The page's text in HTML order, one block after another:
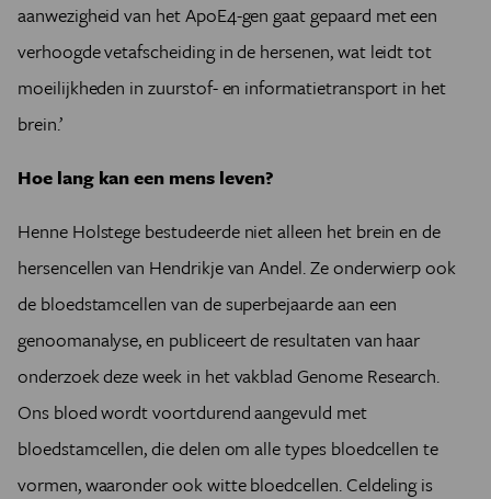
aanwezigheid van het ApoE4-gen gaat gepaard met een
verhoogde vetafscheiding in de hersenen, wat leidt tot
moeilijkheden in zuurstof- en informatietransport in het
brein.’
Hoe lang kan een mens leven?
Henne Holstege bestudeerde niet alleen het brein en de
hersencellen van Hendrikje van Andel. Ze onderwierp ook
de bloedstamcellen van de superbejaarde aan een
genoomanalyse, en publiceert de resultaten van haar
onderzoek deze week in het vakblad Genome Research.
Ons bloed wordt voortdurend aangevuld met
bloedstamcellen, die delen om alle types bloedcellen te
vormen, waaronder ook witte bloedcellen. Celdeling is